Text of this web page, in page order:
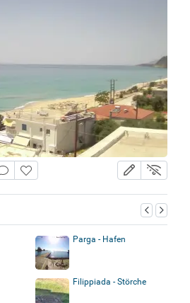
Parga - Hafen
Filippiada - Störche